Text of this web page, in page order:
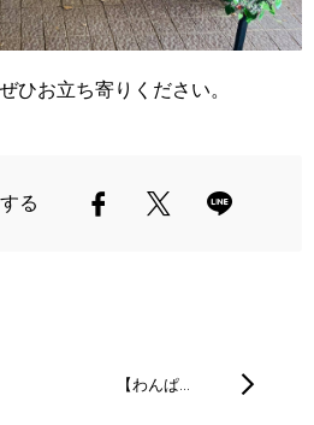
ひお立ち寄りください。
る
【わんぱ…